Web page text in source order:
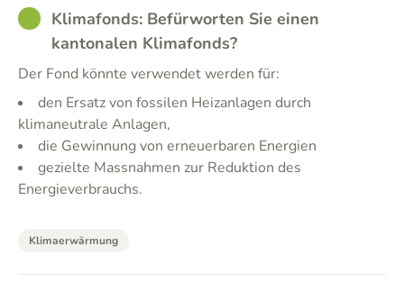
GOODKlimafonds: Befürworten Sie einen
kantonalen Klimafonds?
Der Fond könnte verwendet werden für:
den Ersatz von fossilen Heizanlagen durch
klimaneutrale Anlagen,
die Gewinnung von erneuerbaren Energien
gezielte Massnahmen zur Reduktion des
Energieverbrauchs.
Klimaerwärmung